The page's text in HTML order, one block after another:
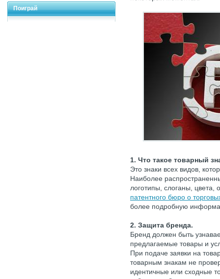
Поиграй
1. Что такое товарный
Это знаки всех видов,
Наиболее
логотипы, слоганы,
патентного бюро о
более подробную
2. Защита бренда.
Бренд должен быть
предлагаемые товары и
При подаче заявки на
товарным знакам не
идентичные или сходные